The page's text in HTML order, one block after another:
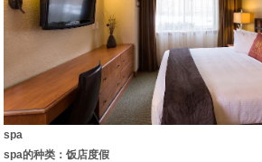
spa
spa的种类：饭店度假